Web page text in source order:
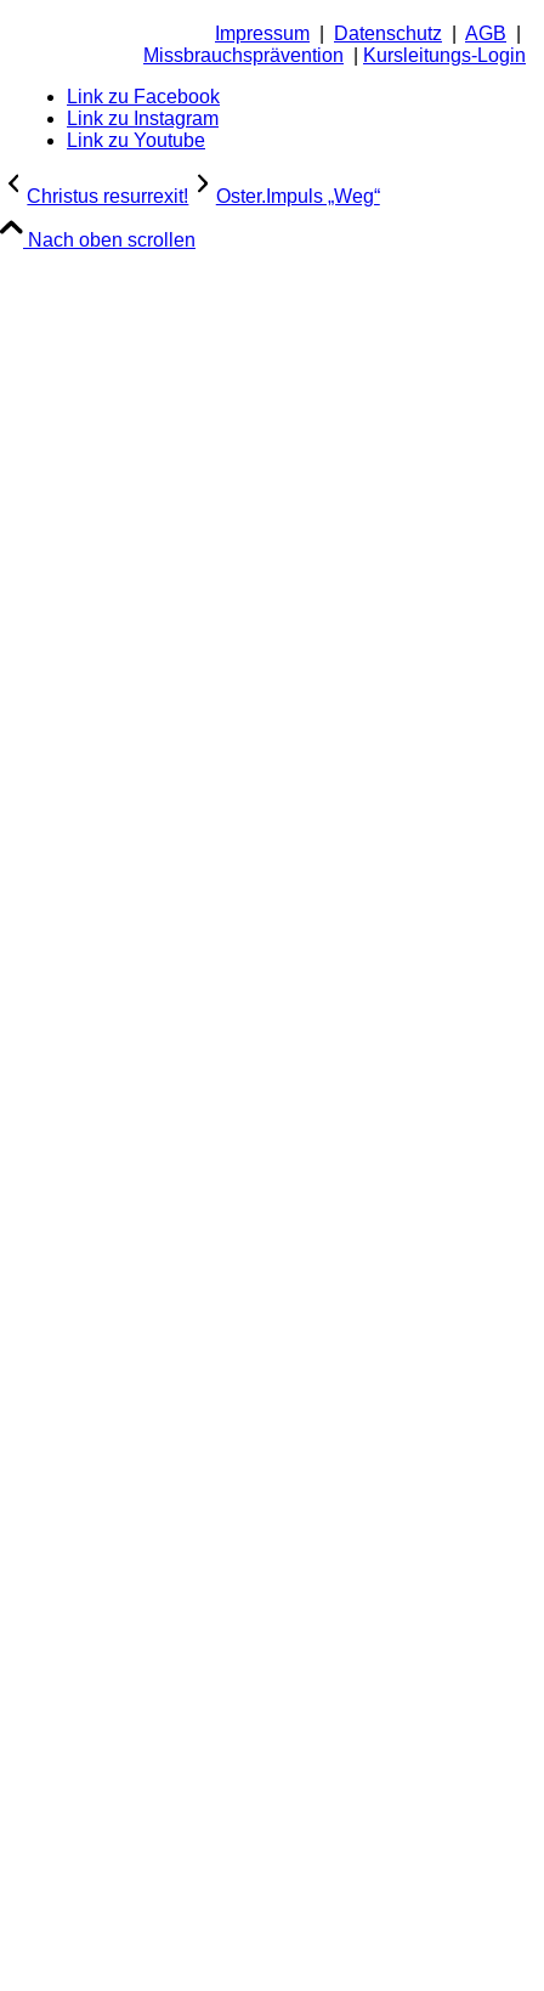
Impressum Datenschutz AGB
Missbrauchsprävention
Kursleitungs-Login
Link zu Facebook
Link zu Instagram
Link zu Youtube
Christus resurrexit! Oster.Impuls „Weg“
Nach oben scrollen